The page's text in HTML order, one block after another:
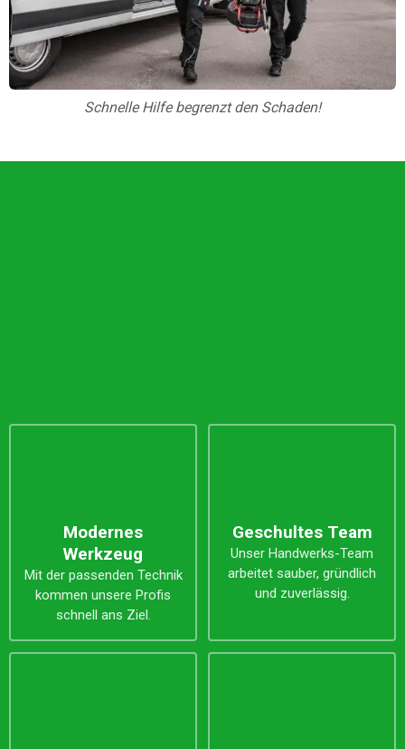
Schnelle Hilfe begrenzt den Schaden!
Modernes
Werkzeug
Mit der passenden Technik
kommen unsere Profis
schnell ans Ziel.
Geschultes Team
Unser Handwerks-Team
arbeitet sauber, gründlich
und zuverlässig.